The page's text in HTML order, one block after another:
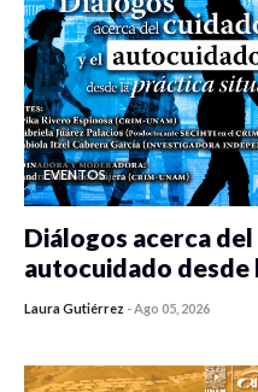
EVENTOS
Diálogos acerca
autocuidado desde
Laura Gutiérrez -Ago 05, 2026